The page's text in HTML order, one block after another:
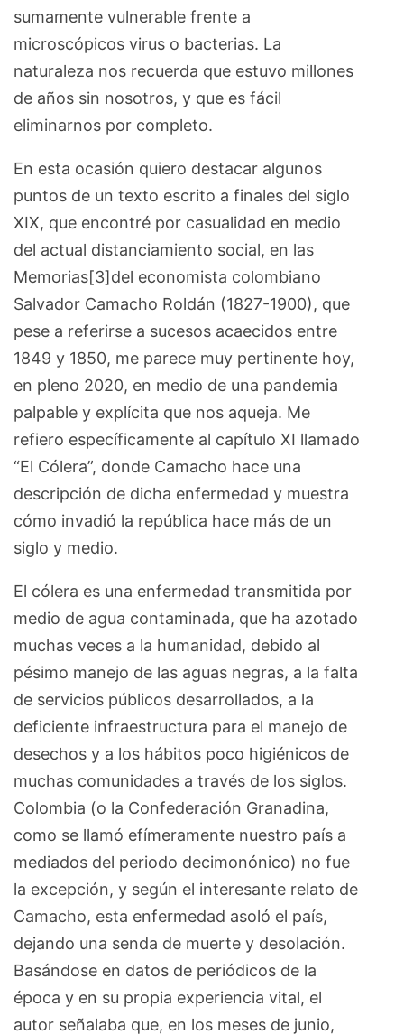
sumamente vulnerable frente a
microscópicos virus o bacterias. La
naturaleza nos recuerda que estuvo millones
de años sin nosotros, y que es fácil
eliminarnos por completo.
En esta ocasión quiero destacar algunos
puntos de un texto escrito a finales del siglo
XIX, que encontré por casualidad en medio
del actual distanciamiento social, en las
Memorias[3]del economista colombiano
Salvador Camacho Roldán (1827-1900), que
pese a referirse a sucesos acaecidos entre
1849 y 1850, me parece muy pertinente hoy,
en pleno 2020, en medio de una pandemia
palpable y explícita que nos aqueja. Me
refiero específicamente al capítulo XI llamado
“El Cólera”, donde Camacho hace una
descripción de dicha enfermedad y muestra
cómo invadió la república hace más de un
siglo y medio.
El cólera es una enfermedad transmitida por
medio de agua contaminada, que ha azotado
muchas veces a la humanidad, debido al
pésimo manejo de las aguas negras, a la falta
de servicios públicos desarrollados, a la
deficiente infraestructura para el manejo de
desechos y a los hábitos poco higiénicos de
muchas comunidades a través de los siglos.
Colombia (o la Confederación Granadina,
como se llamó efímeramente nuestro país a
mediados del periodo decimonónico) no fue
la excepción, y según el interesante relato de
Camacho, esta enfermedad asoló el país,
dejando una senda de muerte y desolación.
Basándose en datos de periódicos de la
época y en su propia experiencia vital, el
autor señalaba que, en los meses de junio,